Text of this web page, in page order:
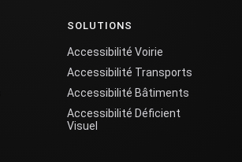
SOLUTIONS
Accessibilité Voirie
Accessibilité Transports
Accessibilité Bâtiments
Accessibilité Déficient
Visuel